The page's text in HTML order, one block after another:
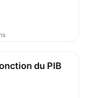
du PIB